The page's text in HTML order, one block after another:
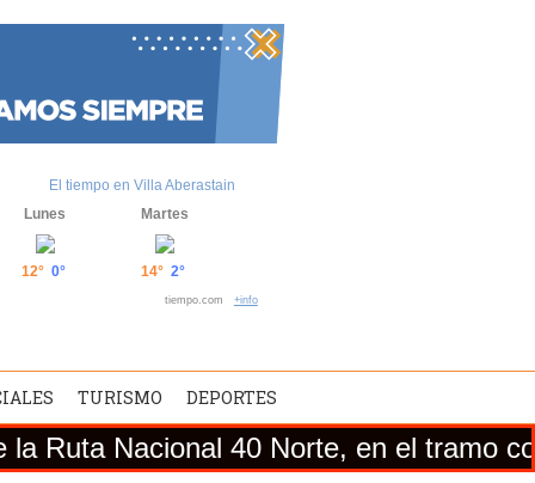
El tiempo en Villa Aberastain
Lunes
12° 0°
Martes
14° 2°
tiempo.com +info
TURISMO DEPORTES
40 Norte, en el tramo